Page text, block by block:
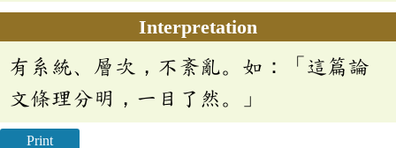
Interpretation
有系統、層次，不紊亂。如：「這篇論
文條理分明，一目了然。」
Print